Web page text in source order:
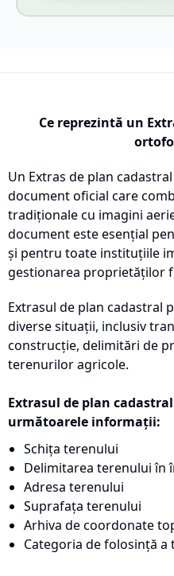
Ce reprezintă un
Un Extras de plan
document oficial care
tradiționale cu imagini
document este esențial
și pentru toate instituțiile
gestionarea proprietăților
Extrasul de plan cadastral
diverse situații, inclusiv
construcție, delimitări de
terenurilor agricole.
Extrasul de plan
următoarele informații:
Schița terenului
Delimitarea terenului în
Adresa terenului
Suprafața terenului
Arhiva de coordonate
Categoria de folosință a